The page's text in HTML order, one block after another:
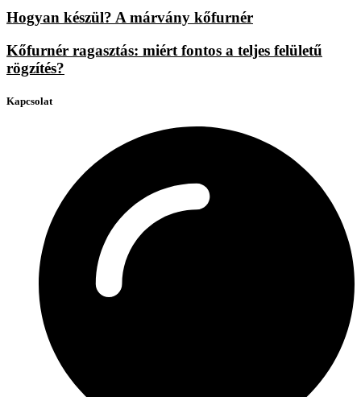
Hogyan készül? A márvány kőfurnér
Kőfurnér ragasztás: miért fontos a teljes felületű
rögzítés?
Kapcsolat